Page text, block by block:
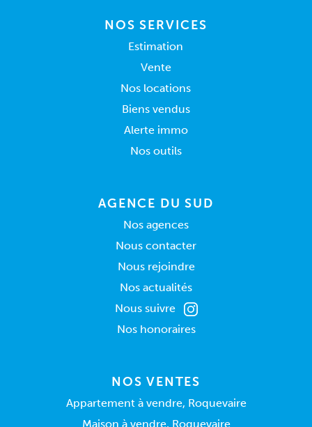
NOS SERVICES
Estimation
Vente
Nos locations
Biens vendus
Alerte immo
Nos outils
AGENCE DU SUD
Nos agences
Nous contacter
Nous rejoindre
Nos actualités
Nous suivre
Nos honoraires
NOS VENTES
Appartement à vendre, Roquevaire
Maison à vendre, Roquevaire